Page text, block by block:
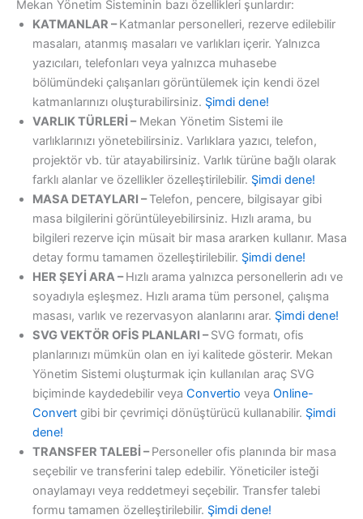
Mekan Yönetim Sisteminin bazı özellikleri şunlardır:
KATMANLAR –Katmanlar personelleri, rezerve edilebilir
masaları, atanmış masaları ve varlıkları içerir. Yalnızca
yazıcıları, telefonları veya yalnızca muhasebe
bölümündeki çalışanları görüntülemek için kendi özel
katmanlarınızı oluşturabilirsiniz. Şimdi dene!
VARLIK TÜRLERİ –Mekan Yönetim Sistemi ile
varlıklarınızı yönetebilirsiniz. Varlıklara yazıcı, telefon,
projektör vb. tür atayabilirsiniz. Varlık türüne bağlı olarak
farklı alanlar ve özellikler özelleştirilebilir. Şimdi dene!
MASA DETAYLARI –Telefon, pencere, bilgisayar gibi
masa bilgilerini görüntüleyebilirsiniz. Hızlı arama, bu
bilgileri rezerve için müsait bir masa ararken kullanır. Masa
detay formu tamamen özelleştirilebilir. Şimdi dene!
HER ŞEYİ ARA –Hızlı arama yalnızca personellerin adı ve
soyadıyla eşleşmez. Hızlı arama tüm personel, çalışma
masası, varlık ve rezervasyon alanlarını arar. Şimdi dene!
SVG VEKTÖR OFİS PLANLARI –SVG formatı, ofis
planlarınızı mümkün olan en iyi kalitede gösterir. Mekan
Yönetim Sistemi oluşturmak için kullanılan araç SVG
biçiminde kaydedebilir veya Convertio veya Online-
Convert gibi bir çevrimiçi dönüştürücü kullanabilir. Şimdi
dene!
TRANSFER TALEBİ –Personeller ofis planında bir masa
seçebilir ve transferini talep edebilir. Yöneticiler isteği
onaylamayı veya reddetmeyi seçebilir. Transfer talebi
formu tamamen özelleştirilebilir. Şimdi dene!